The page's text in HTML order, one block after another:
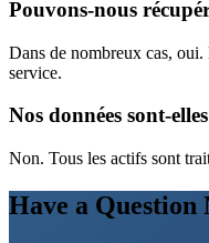
Pouvons-nous
Dans de nombreux cas,
service.
Nos données sont-
Non. Tous les actifs sont
Have a Question